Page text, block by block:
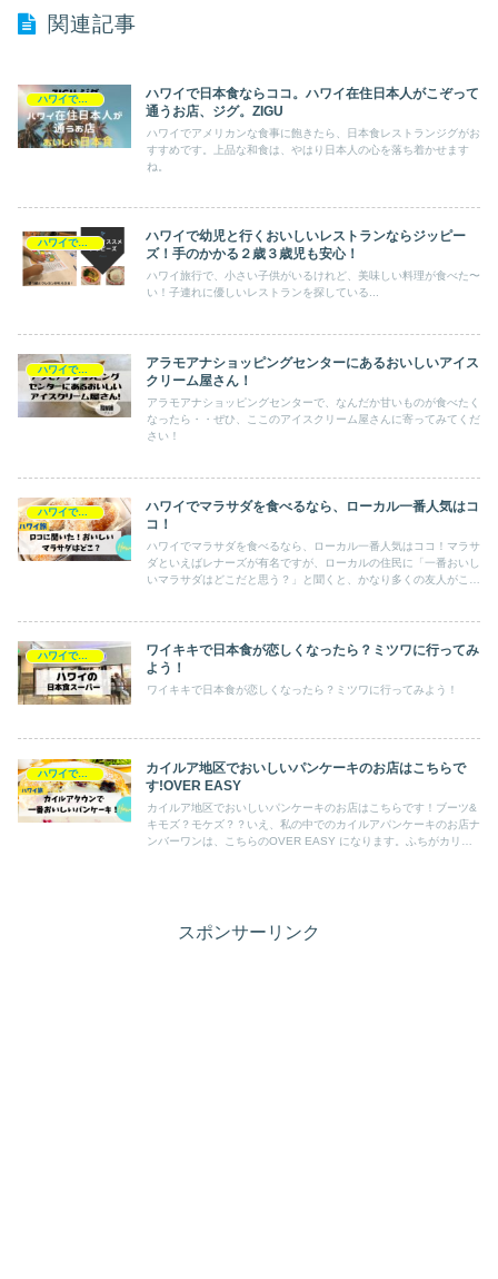
関連記事
ハワイで食べる
ハワイで日本食ならココ。ハワイ在住日本人がこぞって
通うお店、ジグ。ZIGU
ハワイでアメリカンな食事に飽きたら、日本食レストランジグがお
すすめです。上品な和食は、やはり日本人の心を落ち着かせます
ね。
ハワイで食べる
ハワイで幼児と行くおいしいレストランならジッピー
ズ！手のかかる２歳３歳児も安心！
ハワイ旅行で、小さい子供がいるけれど、美味しい料理が食べた〜
い！子連れに優しいレストランを探している...
ハワイで食べる
アラモアナショッピングセンターにあるおいしいアイス
クリーム屋さん！
アラモアナショッピングセンターで、なんだか甘いものが食べたく
なったら・・ぜひ、ここのアイスクリーム屋さんに寄ってみてくだ
さい！
ハワイで食べる
ハワイでマラサダを食べるなら、ローカル一番人気はコ
コ！
ハワイでマラサダを食べるなら、ローカル一番人気はココ！マラサ
ダといえばレナーズが有名ですが、ローカルの住民に「一番おいし
いマラサダはどこだと思う？」と聞くと、かなり多くの友人がこの
ハワイで食べる
ワイキキで日本食が恋しくなったら？ミツワに行ってみ
よう！
ワイキキで日本食が恋しくなったら？ミツワに行ってみよう！
ハワイで食べる
カイルア地区でおいしいパンケーキのお店はこちらで
す!OVER EASY
カイルア地区でおいしいパンケーキのお店はこちらです！ブーツ&
キモズ？モケズ？？いえ、私の中でのカイルアパンケーキのお店ナ
ンバーワンは、こちらのOVER EASY になります。ふちがカリカ
スポンサーリンク